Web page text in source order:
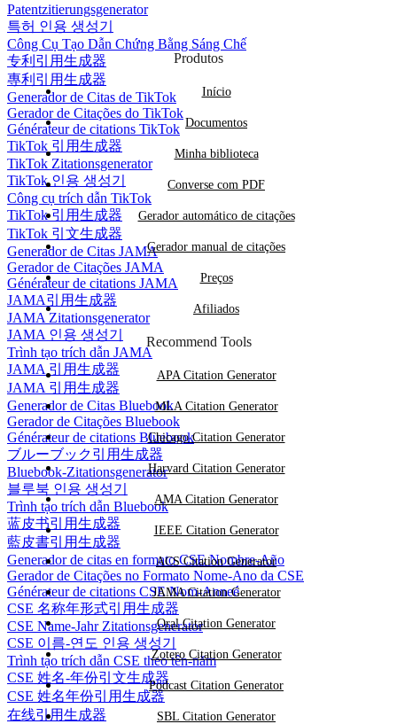
Patentzitierungsgenerator
특허 인용 생성기
Công Cụ Tạo Dẫn Chứng Bằng Sáng Chế
专利引用生成器
專利引用生成器
Generador de Citas de TikTok
Gerador de Citações do TikTok
Générateur de citations TikTok
TikTok 引用生成器
TikTok Zitationsgenerator
TikTok 인용 생성기
Công cụ trích dẫn TikTok
TikTok 引用生成器
TikTok 引文生成器
Generador de Citas JAMA
Gerador de Citações JAMA
Générateur de citations JAMA
JAMA引用生成器
JAMA Zitationsgenerator
JAMA 인용 생성기
Trình tạo trích dẫn JAMA
JAMA 引用生成器
JAMA 引用生成器
Generador de Citas Bluebook
Gerador de Citações Bluebook
Générateur de citations Bluebook
ブルーブック引用生成器
Bluebook-Zitationsgenerator
블루북 인용 생성기
Trình tạo trích dẫn Bluebook
蓝皮书引用生成器
藍皮書引用生成器
Generador de citas en formato CSE Nombre-Año
Gerador de Citações no Formato Nome-Ano da CSE
Générateur de citations CSE Nom-Anneé
CSE 名称年形式引用生成器
CSE Name-Jahr Zitationsgenerator
CSE 이름-연도 인용 생성기
Trình tạo trích dẫn CSE theo tên-năm
CSE 姓名-年份引文生成器
CSE 姓名年份引用生成器
在线引用生成器
Produtos
Início
Documentos
Minha biblioteca
Converse com PDF
Gerador automático de citações
Gerador manual de citações
Preços
Afiliados
Recommend Tools
APA Citation Generator
MLA Citation Generator
Chicago Citation Generator
Harvard Citation Generator
AMA Citation Generator
IEEE Citation Generator
ACS Citation Generator
JAMA Citation Generator
Oral Citation Generator
Zotero Citation Generator
Podcast Citation Generator
SBL Citation Generator